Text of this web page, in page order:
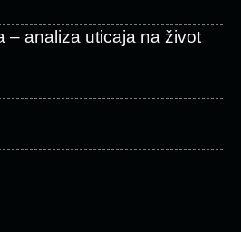
– analiza uticaja na život